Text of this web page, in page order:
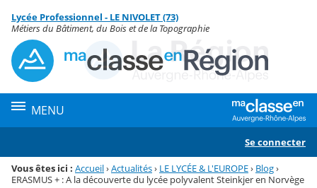
Menu de la rubrique
Contenu
Lycée Professionnel - LE NIVOLET (73)
Métiers du Bâtiment, du Bois et de la Topographie
MENU
Se connecter
Vous êtes ici : Accueil›Actualités› LE LYCÉE & L'EUROPE› Blog›
ERASMUS + : A la découverte du lycée polyvalent Steinkjer en Norvège